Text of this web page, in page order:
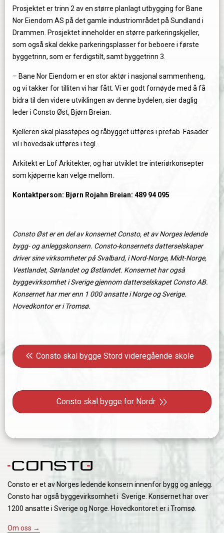
Prosjektet er trinn 2 av en større planlagt utbygging for Bane
Nor Eiendom AS på det gamle industriområdet på Sundland i
Drammen. Prosjektet inneholder en større parkeringskjeller,
som også skal dekke parkeringsplasser for beboere i første
byggetrinn, som er ferdigstilt, samt byggetrinn 3.
– Bane Nor Eiendom er en stor aktør i nasjonal sammenheng,
og vi takker for tilliten vi har fått. Vi er godt fornøyde med å få
bidra til den videre utviklingen av denne bydelen, sier daglig
leder i Consto Øst, Bjørn Breian.
Kjelleren skal plasstøpes og råbygget utføres i prefab. Fasader
vil i hovedsak utføres i tegl.
Arkitekt er Lof Arkitekter, og har utviklet tre interiørkonsepter
som kjøperne kan velge mellom.
Kontaktperson: Bjørn Rojahn Breian: 489 94 095
Consto Øst er en del av konsernet Consto, et av Norges ledende
bygg- og anleggskonsern. Consto-konsernets datterselskaper
driver sine virksomheter på Svalbard, i Nord-Norge, Midt-Norge,
Vestlandet, Sørlandet og Østlandet. Konsernet har også
byggevirksomhet i Sverige gjennom datterselskapet Consto AB.
Konsernet har mer enn 1 000 ansatte i Norge og Sverige.
Hovedkontor er i Tromsø.
Innleggsnavigasjon
Forrige innlegg: Consto skal bygge Stord
Consto skal bygge Stord videregående skole
Neste innlegg: Consto skal bygge for Nordr
Consto skal bygge for Nordr
Consto er et av Norges ledende konsern innenfor bygg og anlegg.
Consto har også byggevirksomhet i Sverige. Konsernet har over
1200 ansatte i Sverige og Norge. Hovedkontoret er i Tromsø.
Om oss →